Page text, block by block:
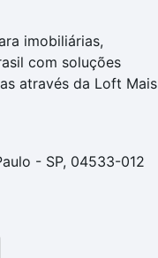
imobiliárias,
com soluções
através da Loft Mais
- SP, 04533-012